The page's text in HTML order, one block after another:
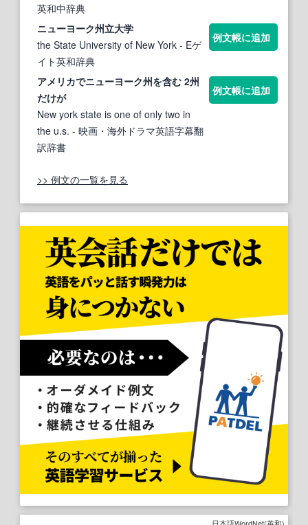
英和中辞典
ニューヨーク州立大学
the State University of New York - Eゲ
イト英和辞典
例文帳に追加
アメリカでニューヨーク州を含む 2州
だけが
New york state is one of only two in
the u.s. - 映画・海外ドラマ英語字幕翻
訳辞書
例文帳に追加
>> 例文の一覧を見る
日本語WordNet(英和)